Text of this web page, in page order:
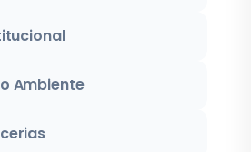
Ambiente